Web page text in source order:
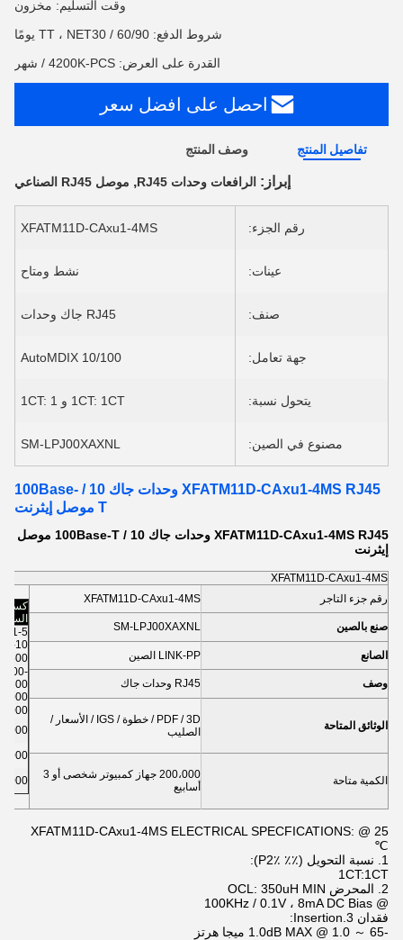
وقت التسليم: مخزون
شروط الدفع: TT ، NET30 / 60/90 يومًا
القدرة على العرض: 4200K-PCS / شهر
احصل على افضل سعر
تفاصيل المنتج وصف المنتج
إبراز: الرافعات وحدات RJ45 , موصل RJ45 الصناعي
رقم الجزء: XFATM11D-CAxu1-4MS
عينات: نشط ومتاح
صنف: RJ45 جاك وحدات
جهة تعامل: 10/100 AutoMDIX
يتحول نسبة: 1CT: 1CT و 1CT: 1
مصنوع في الصين: SM-LPJ00XAXNL
XFATM11D-CAxu1-4MS RJ45 وحدات جاك 10 / 100Base-
T موصل إيثرنت
XFATM11D-CAxu1-4MS RJ45 وحدات جاك 10 / 100Base-T موصل
إيثرنت
XFATM11D-CAxu1-4MS
رقم جزء التاجر
XFATM11D-CAxu1-4MS
كسر
السعر
1-5
10-
500
2،500
5000
صنع بالصين SM-LPJ00XAXNL
الصانع LINK-PP الصين
وصف RJ45 وحدات جاك
الوثائق المتاحة
PDF / 3D / خطوة / IGS / الأسعار /
الصليب
الكمية متاحة
200،000 جهاز كمبيوتر شخصى أو 3
أسابيع
XFATM11D-CAxu1-4MS ELECTRICAL SPECFICATIONS: @ 25
℃
1. نسبة التحويل (٪٪ P2٪):
1CT:1CT
2. المحرض OCL: 350uH MIN
@ 100KHz / 0.1V ، 8mA DC Bias
فقدان 3.Insertion:
-1.0dB MAX @ 1.0 ～ 65 ميجا هرتز